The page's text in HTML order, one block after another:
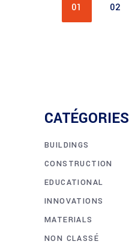
01 02
CATÉGORIES
BUILDINGS
CONSTRUCTION
EDUCATIONAL
INNOVATIONS
MATERIALS
NON CLASSÉ